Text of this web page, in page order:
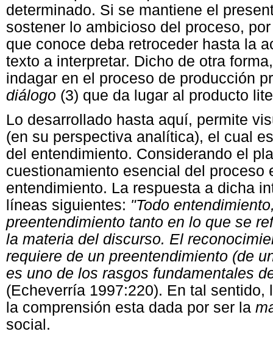
determinado. Si se mantiene el
sostener lo ambicioso del proceso,
que conoce deba retroceder hasta la
texto a interpretar. Dicho de otra
indagar en el proceso de producción
diálogo (3) que da lugar al producto
Lo desarrollado hasta aquí, permite
(en su perspectiva analítica), el cual
del entendimiento. Considerando el
cuestionamiento esencial del proceso
entendimiento. La respuesta a dicha
líneas siguientes: "Todo
preentendimiento tanto en lo que se
la materia del discurso. El
requiere de un preentendimiento (de
es uno de los rasgos fundamentales
(Echeverría 1997:220). En tal
la comprensión esta dada por ser la
social.